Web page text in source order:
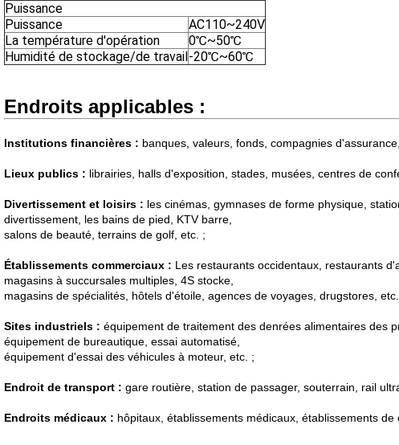
Puissance
Puissance
AC110~240V
La température d'opération
0℃~50℃
Humidité de stockage/de travail-20℃~60℃
Endroits applicables :
Institutions financières : banques, valeurs, fonds, compagnies
Lieux publics : librairies, halls d'exposition, stades, musées, centres de
Divertissement et loisirs : les cinémas, gymnases de forme physique,
divertissement, les bains de pied, KTV barre,
salons de beauté, terrains de golf, etc. ;
Établissements commerciaux : Les restaurants occidentaux, restaurants
magasins à succursales multiples, 4S stocke,
magasins de spécialités, hôtels d'étoile, agences de voyages, drugstores,
Sites industriels : équipement de traitement des denrées alimentaires des
équipement de bureautique, essai automatisé,
équipement d'essai des véhicules à moteur, etc. ;
Endroit de transport : gare routière, station de passager, souterrain, rail
Endroits médicaux : hôpitaux, établissements médicaux, établissements de